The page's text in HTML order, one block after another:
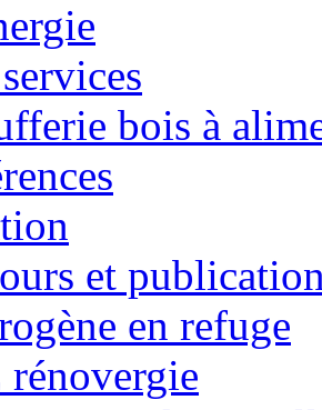
bois à
et
en refuge
rénovergie